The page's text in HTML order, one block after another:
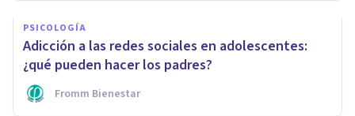
PSICOLOGÍA
Adicción a las redes sociales en adolescentes:
¿qué pueden hacer los padres?
Fromm Bienestar